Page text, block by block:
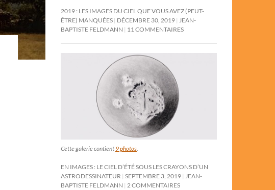
2019 : LES IMAGES DU CIEL QUE VOUS AVEZ (PEUT-
ÊTRE) MANQUÉES DÉCEMBRE 30, 2019 JEAN-
BAPTISTE FELDMANN
11 COMMENTAIRES
Cette galerie contient 9 photos
EN IMAGES : LE CIEL D’ÉTÉ SOUS LES CRAYONS D’UN
ASTRODESSINATEUR SEPTEMBRE 3, 2019
JEAN-
BAPTISTE FELDMANN
2 COMMENTAIRES